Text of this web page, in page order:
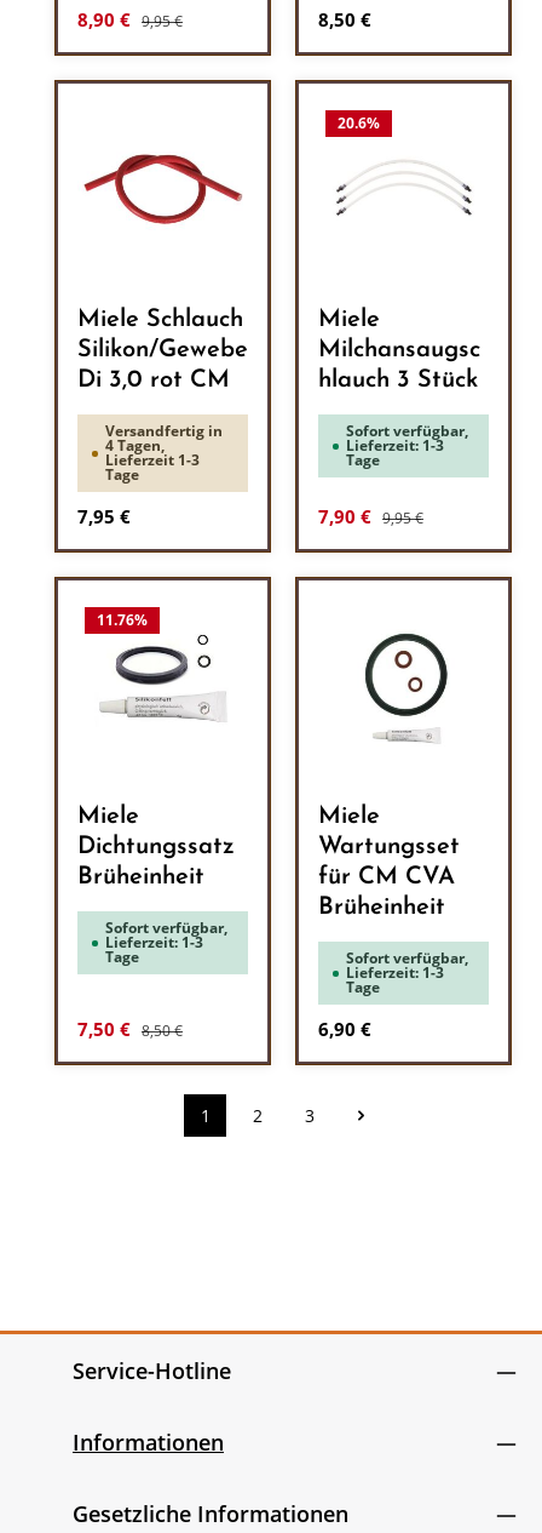
Verkaufspreis:
8,90 € Regulärer Preis:
9,95 € Regulärer Preis:
8,50 €
Miele Schlauch
Silikon/Gewebe
Di 3,0 rot CM
Versandfertig in
4 Tagen,
Lieferzeit 1-3
Tage
Regulärer Preis:
7,95 €
20.6%
Miele
Milchansaugsc
hlauch 3 Stück
Sofort verfügbar,
Lieferzeit: 1-3
Tage
Verkaufspreis:
7,90 € Regulärer Preis:
9,95 €
11.76%
Miele
Dichtungssatz
Brüheinheit
Sofort verfügbar,
Lieferzeit: 1-3
Tage
Verkaufspreis:
7,50 € Regulärer Preis:
8,50 €
Miele
Wartungsset
für CM CVA
Brüheinheit
Sofort verfügbar,
Lieferzeit: 1-3
Tage
Regulärer Preis:
6,90 €
Seite
1 Seite
2 Seite
3
Service-Hotline
Informationen
Gesetzliche Informationen